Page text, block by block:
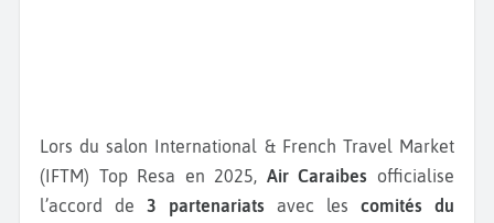
Lors du salon International & French Travel Market
(IFTM) Top Resa en 2025, Air Caraibes officialise
l’accord de 3 partenariats avec les comités du